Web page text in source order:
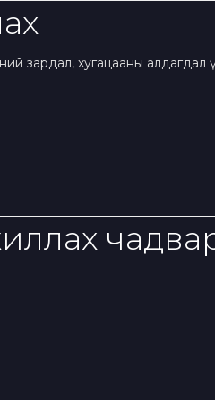
зардал, хугацааны алдагдал